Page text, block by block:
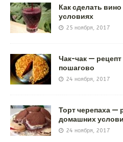
Как сделать
условиях
25 ноября, 2017
Чак-чак —
пошагово
24 ноября, 2017
Торт черепаха —
домашних
24 ноября, 2017